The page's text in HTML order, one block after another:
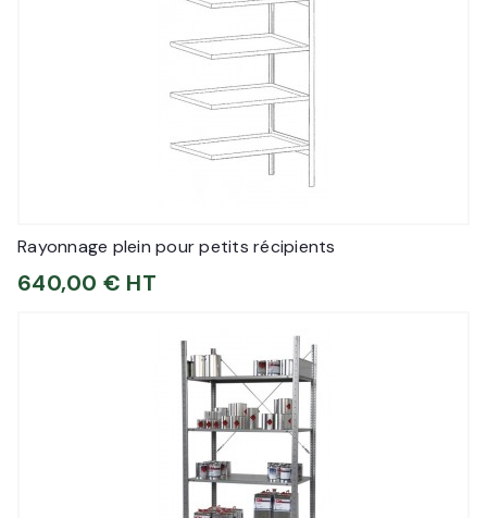
Rayonnage plein pour petits récipients
640,00 € HT